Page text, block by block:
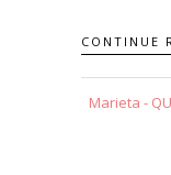
CONTINUE
Marieta -